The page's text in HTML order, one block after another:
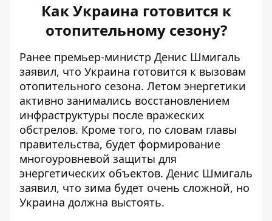
Как Украина готовится к
отопительному сезону?
Ранее премьер-министр Денис Шмигаль
заявил, что Украина готовится к вызовам
отопительного сезона. Летом энергетики
активно занимались восстановлением
инфраструктуры после вражеских
обстрелов. Кроме того, по словам главы
правительства, будет формирование
многоуровневой защиты для
энергетических объектов. Денис Шмигаль
заявил, что зима будет очень сложной, но
Украина должна выстоять.